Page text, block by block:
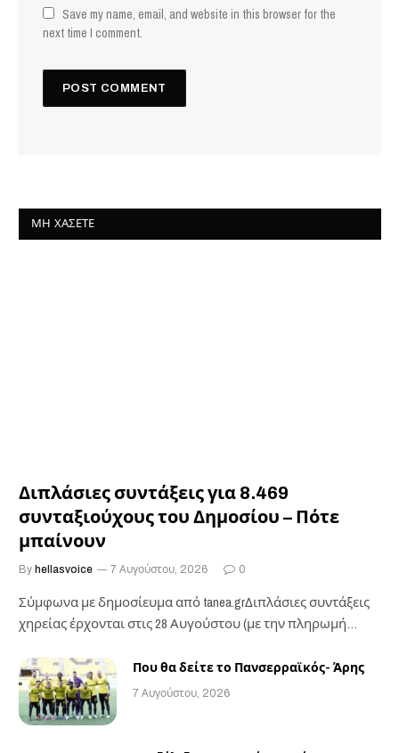
Save my name, email, and website in this browser for the
next time I comment.
ΜΗ ΧΆΣΕΤΕ
Διπλάσιες συντάξεις για 8.469
συνταξιούχους του Δημοσίου – Πότε
μπαίνουν
By hellasvoice 7 Αυγούστου, 2026 0
Σύμφωνα με δημοσίευμα από tanea.grΔιπλάσιες συντάξεις
χηρείας έρχονται στις 28 Αυγούστου (με την πληρωμή
Που θα δείτε το Πανσερραϊκός- Άρης
7 Αυγούστου, 2026